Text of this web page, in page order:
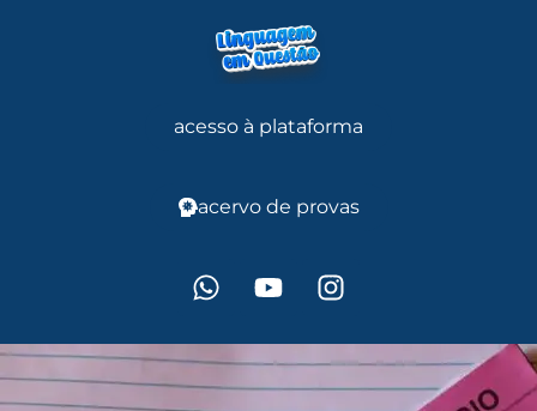
acesso à plataforma
acervo de provas